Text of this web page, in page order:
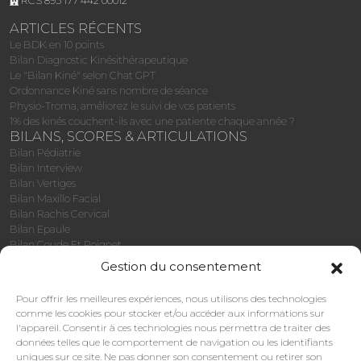
Gestion du consentement
Pour offrir les meilleures expériences, nous utilisons des technologies
comme les cookies pour stocker et/ou accéder aux informations sur
l'appareil. Consentir à ces technologies nous permettra de traiter des
données telles que le comportement de navigation ou les identifiants
uniques sur ce site. Ne pas donner son consentement ou retirer son
ARTICLES RÉCENTS
Le BDK en 10 points
Bilan Diagnostic Kinésithérapeutique
Le "Bilan Kiné" selon Chat GPT
Ordonnance Kiné sans nombre de séance
Physio-Troma, améliorez le suivi de vos patients
1% des kinés couchent-ils avec une patiente chaque année ?
BILANS, SCORES & ARTICULATIONS
Bilan Pédiatrie
Bilan Interview
Bilan Vertiges
Bilan Maxillo Facial
Bilan Rachis Cervical
Bilan Epaule
Bilan Coude Et Poignet
Bilan Hanche
Bilan Cheville Et Pied
Bilan Gériatrie